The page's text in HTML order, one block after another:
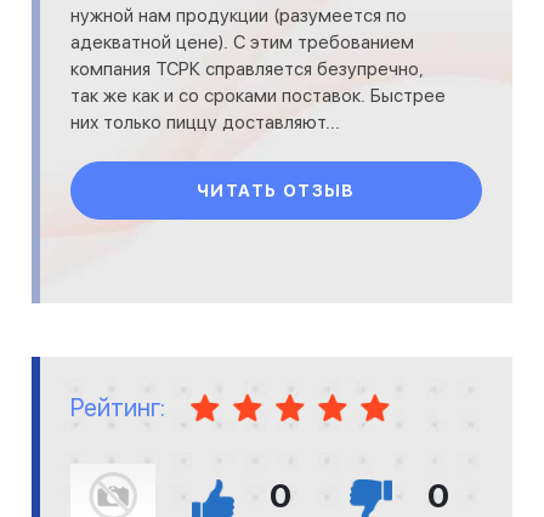
нужной нам продукции (разумеется по
адекватной цене). С этим требованием
компания ТСРК справляется безупречно,
так же как и со сроками поставок. Быстрее
них только пиццу доставляют...
ЧИТАТЬ ОТЗЫВ
Рейтинг:
0 0